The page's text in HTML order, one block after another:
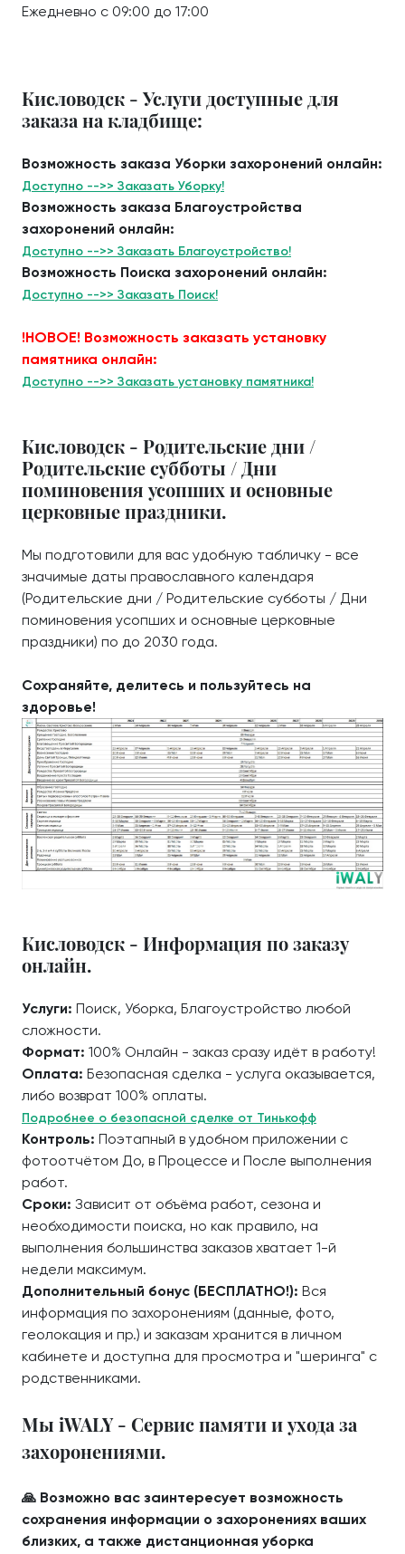
Ежедневно с 09:00 до 17:00
Кисловодск - Услуги доступные для
заказа на кладбище:
Возможность заказа Уборки захоронений онлайн:
Доступно -->> Заказать Уборку!
Возможность заказа Благоустройства
захоронений онлайн:
Доступно -->> Заказать Благоустройство!
Возможность Поиска захоронений онлайн:
Доступно -->> Заказать Поиск!
!НОВОЕ! Возможность заказать установку
памятника онлайн:
Доступно -->> Заказать установку памятника!
Кисловодск - Родительские дни /
Родительские субботы / Дни
поминовения усопших и основные
церковные праздники.
Мы подготовили для вас удобную табличку - все
значимые даты православного календаря
(Родительские дни / Родительские субботы / Дни
поминовения усопших и основные церковные
праздники) по до 2030 года.
Сохраняйте, делитесь и пользуйтесь на
здоровье!
Кисловодск - Информация по заказу
онлайн.
Услуги: Поиск, Уборка, Благоустройство любой
сложности.
Формат: 100% Онлайн - заказ сразу идёт в работу!
Оплата: Безопасная сделка - услуга оказывается,
либо возврат 100% оплаты.
Подробнее о безопасной сделке от Тинькофф
Контроль: Поэтапный в удобном приложении с
фотоотчётом До, в Процессе и После выполнения
работ.
Сроки: Зависит от объёма работ, сезона и
необходимости поиска, но как правило, на
выполнения большинства заказов хватает 1-й
недели максимум.
Дополнительный бонус (БЕСПЛАТНО!): Вся
информация по захоронениям (данные, фото,
геолокация и пр.) и заказам хранится в личном
кабинете и доступна для просмотра и "шеринга" с
родственниками.
Мы iWALY - Сервис памяти и ухода за
захоронениями.
🙏 Возможно вас заинтересует возможность
сохранения информации о захоронениях ваших
близких, а также дистанционная уборка